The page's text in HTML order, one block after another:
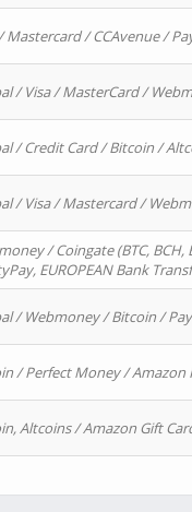
Mastercard / CCAvenue /
/ Visa / MasterCard /
/ Credit Card / Bitcoin /
/ Visa / Mastercard /
/ Coingate (BTC, BCH,
EUROPEAN Bank
/ Webmoney / Bitcoin /
/ Perfect Money / Amazon
Altcoins / Amazon Gift